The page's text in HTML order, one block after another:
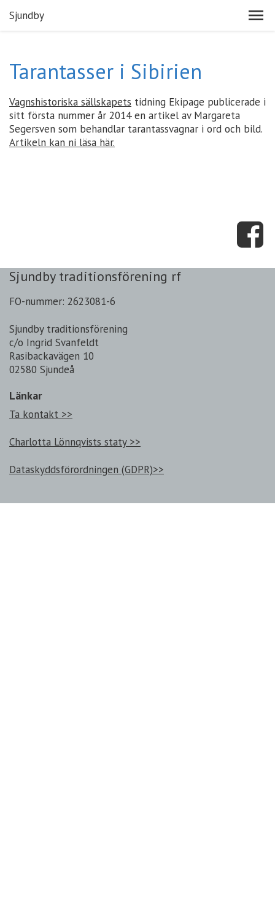
Sjundby
Tarantasser i Sibirien
Vagnshistoriska sällskapets tidning Ekipage publicerade i
sitt första nummer år 2014 en artikel av Margareta
Segersven som behandlar tarantassvagnar i ord och bild.
Artikeln kan ni läsa här.
Sjundby traditionsförening rf
FO-nummer: 2623081-6
Sjundby traditionsförening
c/o Ingrid Svanfeldt
Rasibackavägen 10
02580 Sjundeå
Länkar
Ta kontakt >>
Charlotta Lönnqvists staty >>
Dataskyddsförordningen (GDPR)>>